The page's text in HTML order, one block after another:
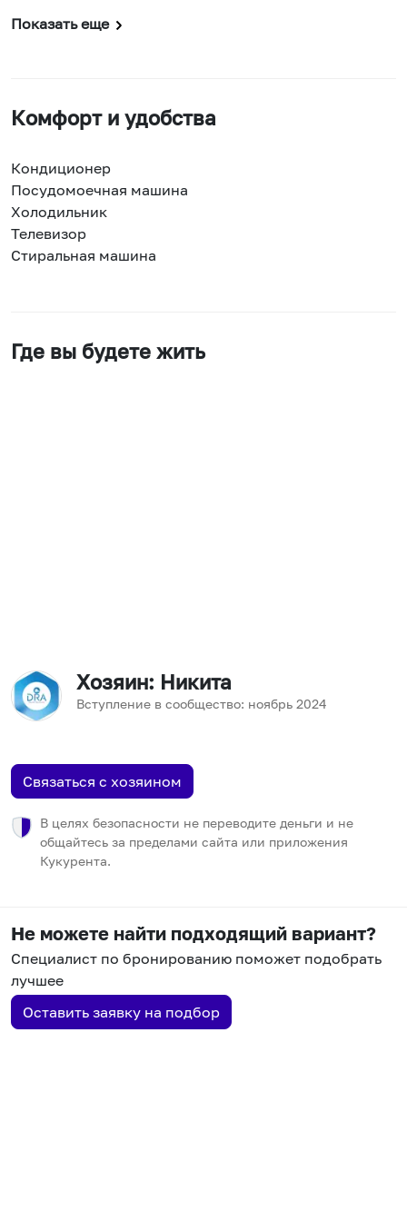
Показать еще
Комфорт и удобства
Кондиционер
Посудомоечная машина
Холодильник
Телевизор
Стиральная машина
Где вы будете жить
Хозяин: Никита
Вступление в сообщество: ноябрь 2024
Связаться с хозяином
В целях безопасности не переводите деньги и не
общайтесь за пределами сайта или приложения
Кукурента.
Не можете найти подходящий вариант?
Специалист по бронированию поможет подобрать
лучшее
Оставить заявку на подбор